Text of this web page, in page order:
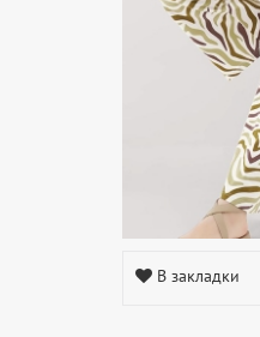
В закладки